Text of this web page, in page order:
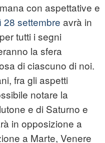
con aspettative e
settembre avrà in
tutti i segni
la sfera
di ciascuno di noi.
fra gli aspetti
notare la
e di Saturno e
in opposizione a
a Marte, Venere